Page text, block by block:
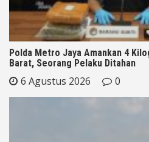
Polda Metro Jaya Amankan 4
Barat, Seorang Pelaku Ditahan
6 Agustus 2026 0